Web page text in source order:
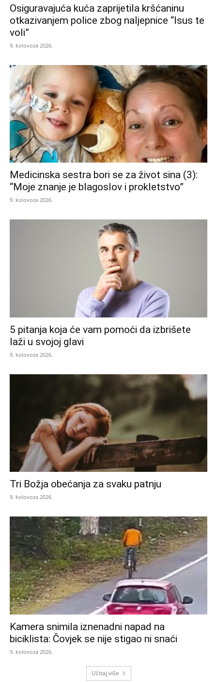
Osiguravajuća kuća zaprijetila kršćaninu
otkazivanjem police zbog naljepnice “Isus te
voli”
9. kolovoza 2026.
Medicinska sestra bori se za život sina (3):
“Moje znanje je blagoslov i prokletstvo”
9. kolovoza 2026.
5 pitanja koja će vam pomoći da izbrišete
laži u svojoj glavi
9. kolovoza 2026.
Tri Božja obećanja za svaku patnju
9. kolovoza 2026.
Kamera snimila iznenadni napad na
biciklista: Čovjek se nije stigao ni snaći
9. kolovoza 2026.
Učitaj više